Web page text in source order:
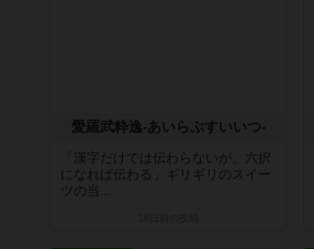
愛羅武粋逸-あいらぶすいいつ-
「漢字だけでは伝わらないが、六択
になれば伝わる」ギリギリのスイー
ツの当...